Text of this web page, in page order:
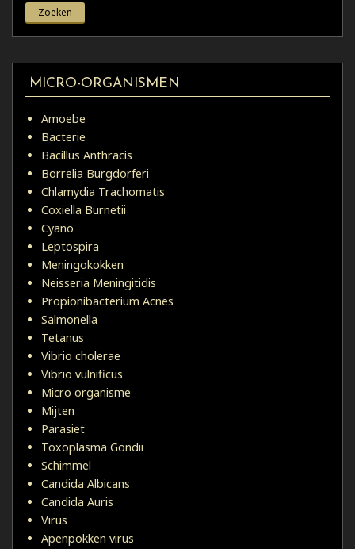
MICRO-ORGANISMEN
Amoebe
Bacterie
Bacillus Anthracis
Borrelia Burgdorferi
Chlamydia Trachomatis
Coxiella Burnetii
Cyano
Leptospira
Meningokokken
Neisseria Meningitidis
Propionibacterium Acnes
Salmonella
Tetanus
Vibrio cholerae
Vibrio vulnificus
Micro organisme
Mijten
Parasiet
Toxoplasma Gondii
Schimmel
Candida Albicans
Candida Auris
Virus
Apenpokken virus